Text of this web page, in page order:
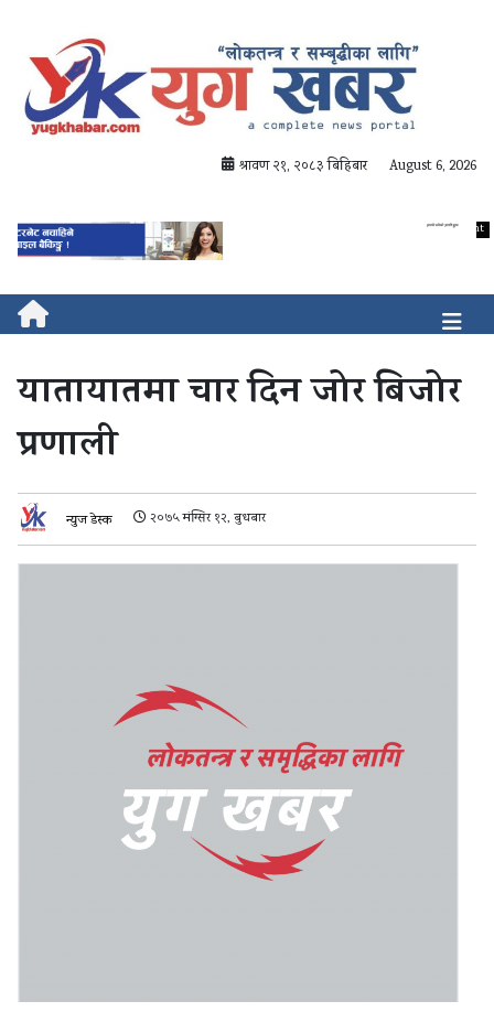
श्रावण २१, २०८३ बिहिबार August 6, 2026
यातायातमा चार दिन जोर बिजोर
प्रणाली
न्युज डेस्क २०७५ मंग्सिर १२, बुधबार